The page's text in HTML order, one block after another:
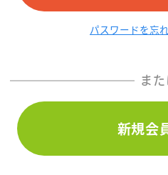
パスワードを忘
また
新規会